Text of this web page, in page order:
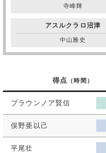
寺峰輝
アスルクラロ沼津
中山雅史
得点 （時間）
ブラウンノア賢信
俣野亜以己
平尾壮